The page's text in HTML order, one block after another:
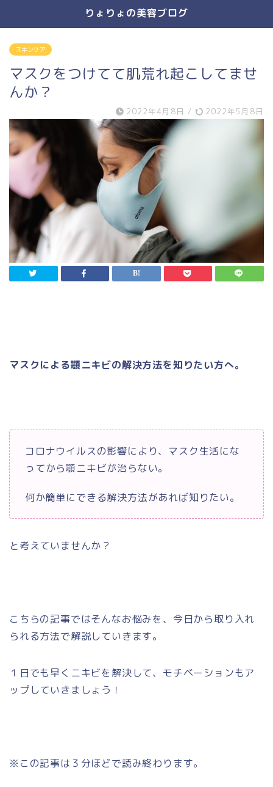
りょりょの美容ブログ
スキンケア
マスクをつけてて肌荒れ起こしてませ
んか？
2022年4月8日 / 2022年5月8日
マスクによる顎ニキビの解決方法を知りたい方へ。
コロナウイルスの影響により、マスク生活にな
ってから顎ニキビが治らない。
何か簡単にできる解決方法があれば知りたい。
と考えていませんか？
こちらの記事ではそんなお悩みを、今日から取り入れ
られる方法で解説していきます。
１日でも早くニキビを解決して、モチベーションもア
ップしていきましょう！
※この記事は３分ほどで読み終わります。